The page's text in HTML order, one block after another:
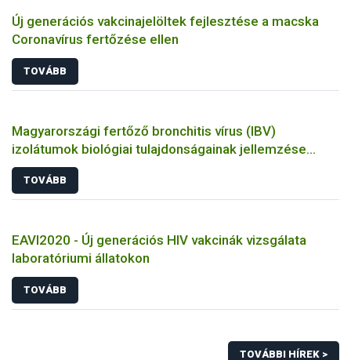
Új generációs vakcinajelöltek fejlesztése a macska
Coronavírus fertőzése ellen
TOVÁBB
Magyarországi fertőző bronchitis vírus (IBV)
izolátumok biológiai tulajdonságainak jellemzése
állatkísérletes és molekuláris biológiai eszközökkel
TOVÁBB
EAVI2020 - Új generációs HIV vakcinák vizsgálata
laboratóriumi állatokon
TOVÁBB
TOVÁBBI HÍREK >